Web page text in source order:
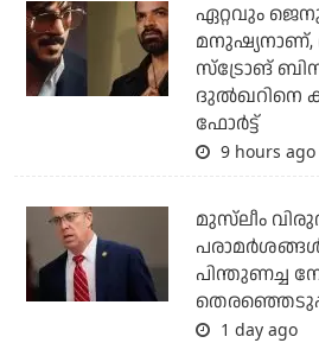
ഏറ്റവും
സ്‌ട്രോങ്
ദുല്‍ഖറിനെ
ഫോര്‍ട്ട്
9 hours ago
മുസ്‌ലീം
പിന്തുണച്ച
1 day ago